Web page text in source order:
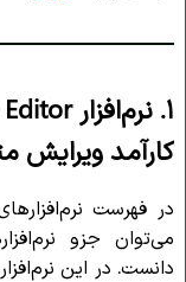
کارآمد ویرایش
در فهرست
می‌توان جزو
دانست. در این